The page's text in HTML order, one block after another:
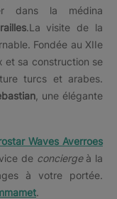
dans la médina
.La visite de la
Fondée au XIIe
et sa construction se
turcs et arabes.
, une élégante
Waves Averroes
de conciergeà la
à votre portée.
.